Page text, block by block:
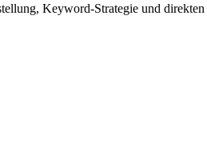
Keyword-Strategie und direkten